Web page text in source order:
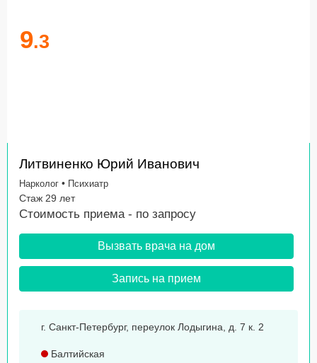
9.3
Литвиненко Юрий Иванович
Нарколог • Психиатр
Стаж 29 лет
Стоимость приема - по запросу
Вызвать врача на дом
Запись на прием
г. Санкт-Петербург, переулок Лодыгина, д. 7 к. 2
Балтийская